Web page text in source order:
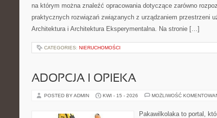
na którym można znaleźć opracowania dotyczące zarówno
praktycznych rozwiązań związanych z urządzaniem przestrzeni
Architektura i Architektura Eksperymentalna. Na stronie […]
CATEGORIES: NIERUCHOMOŚCI
ADOPCJA I OPIEKA
POSTED BY ADMIN KWI - 15 - 2026 MOŻLIWOŚĆ
Pakawilkolaka to portal,